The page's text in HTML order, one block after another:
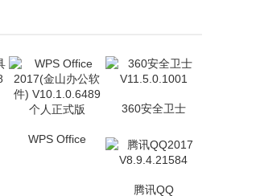
WPS Office
360安全卫士
腾讯QQ